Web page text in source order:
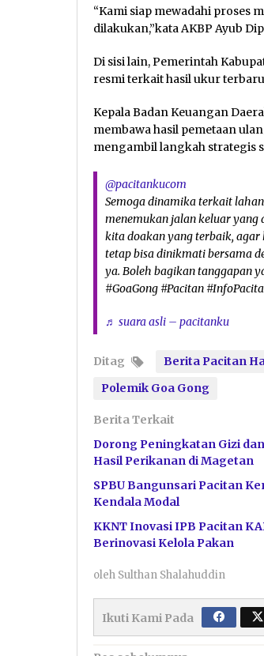
“Kami siap mewadahi proses
dilakukan,”kata AKBP Ayub
Di sisi lain, Pemerintah
resmi terkait hasil ukur
Kepala Badan Keuangan
membawa hasil pemetaan
mengambil langkah strategis
@pacitankucom
Semoga dinamika terkait
menemukan jalan keluar
kita doakan yang terbaik,
tetap bisa dinikmati bersama
ya. Boleh bagikan tanggapan
#GoaGong #Pacitan
♬ suara asli – pacitanku
Ditag Berita Pacitan
Polemik Goa Gong
Berita Terkait
Dorong Peningkatan Gizi
Hasil Perikanan di Magetan
SPBU Bangunsari Pacitan
Kendala Modal
KKNT Inovasi IPB Pacitan
Berinovasi Kelola Pakan
oleh Sulthan Shalahuddin
Ikuti Kami Pada